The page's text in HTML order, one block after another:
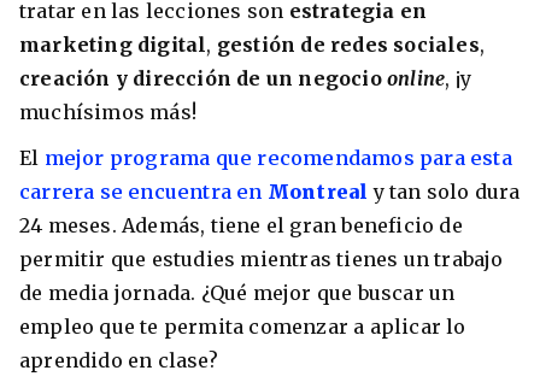
tratar en las lecciones son estrategia en
marketing digital, gestión de redes sociales,
creación y dirección de un negocio online, ¡y
muchísimos más!
El mejor programa que recomendamos para esta
carrera se encuentra en Montreal y tan solo dura
24 meses. Además, tiene el gran beneficio de
permitir que estudies mientras tienes un trabajo
de media jornada. ¿Qué mejor que buscar un
empleo que te permita comenzar a aplicar lo
aprendido en clase?